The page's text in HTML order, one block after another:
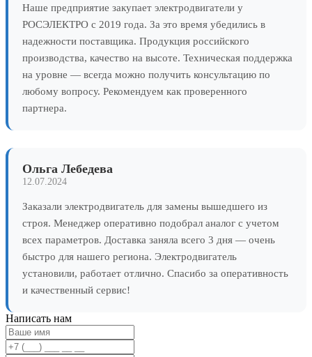
Наше предприятие закупает электродвигатели у
РОСЭЛЕКТРО с 2019 года. За это время убедились в
надежности поставщика. Продукция российского
производства, качество на высоте. Техническая поддержка
на уровне — всегда можно получить консультацию по
любому вопросу. Рекомендуем как проверенного
партнера.
Ольга Лебедева
12.07.2024
Заказали электродвигатель для замены вышедшего из
строя. Менеджер оперативно подобрал аналог с учетом
всех параметров. Доставка заняла всего 3 дня — очень
быстро для нашего региона. Электродвигатель
установили, работает отлично. Спасибо за оперативность
и качественный сервис!
Написать нам